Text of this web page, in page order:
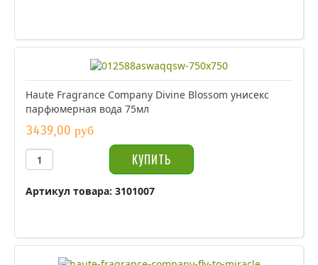
Haute Fragrance Company Divine Blossom унисекс
парфюмерная вода 75мл
3439,00 руб
Артикул товара: 3101007